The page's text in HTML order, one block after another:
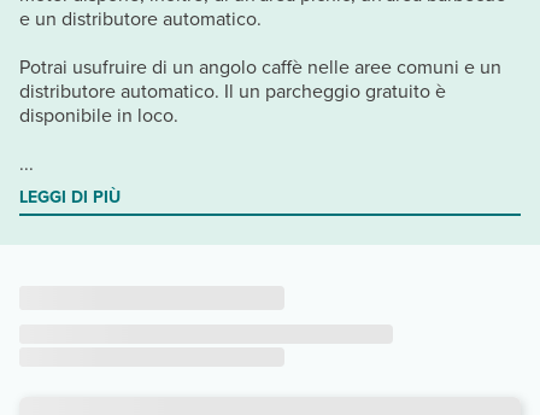
e un distributore automatico.
Potrai usufruire di un angolo caffè nelle aree comuni e un
distributore automatico. Il un parcheggio gratuito è
disponibile in loco.
...
LEGGI DI PIÙ